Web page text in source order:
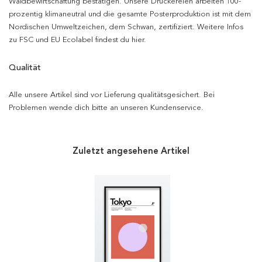
prozentig klimaneutral und die gesamte Posterproduktion ist mit dem
Nordischen Umweltzeichen, dem Schwan, zertifiziert. Weitere Infos
zu FSC und EU Ecolabel findest du hier.
Qualität
Alle unsere Artikel sind vor Lieferung qualitätsgesichert. Bei
Problemen wende dich bitte an unseren Kundenservice.
Zuletzt angesehene Artikel